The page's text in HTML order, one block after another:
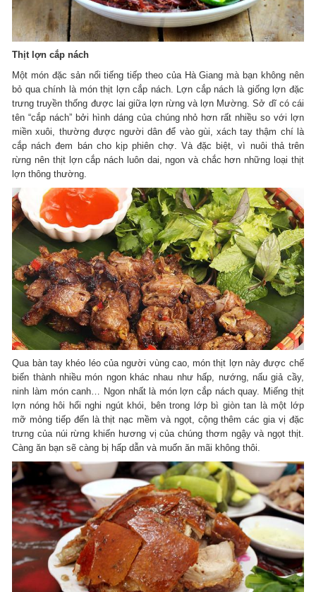
Thịt lợn cắp nách
Một món đặc sản nổi tiếng tiếp theo của Hà Giang mà bạn không nên
bỏ qua chính là món thịt lợn cắp nách. Lợn cắp nách là giống lợn đặc
trưng truyền thống được lai giữa lợn rừng và lợn Mường. Sở dĩ có cái
tên “cắp nách” bởi hình dáng của chúng nhỏ hơn rất nhiều so với lợn
miền xuôi, thường được người dân để vào gùi, xách tay thậm chí là
cắp nách đem bán cho kịp phiên chợ. Và đặc biệt, vì nuôi thả trên
rừng nên thịt lợn cắp nách luôn dai, ngon và chắc hơn những loại thịt
lợn thông thường.
Qua bàn tay khéo léo của người vùng cao, món thịt lợn này được chế
biến thành nhiều món ngon khác nhau như hấp, nướng, nấu giả cầy,
ninh làm món canh… Ngon nhất là món lợn cắp nách quay. Miếng thịt
lợn nóng hôi hổi nghi ngút khói, bên trong lớp bì giòn tan là một lớp
mỡ mỏng tiếp đến là thịt nạc mềm và ngọt, cộng thêm các gia vị đặc
trưng của núi rừng khiến hương vị của chúng thơm ngậy và ngọt thịt.
Càng ăn bạn sẽ càng bị hấp dẫn và muốn ăn mãi không thôi.